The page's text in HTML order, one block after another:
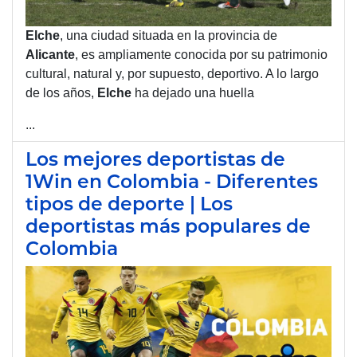
Elche, una ciudad situada en la provincia de
Alicante, es ampliamente conocida por su patrimonio
cultural, natural y, por supuesto, deportivo. A lo largo
de los años, Elche ha dejado una huella
...
Los mejores deportistas de
1Win en Colombia - Diferentes
tipos de deporte | Los
deportistas más populares de
Colombia